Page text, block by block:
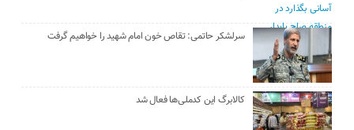
سرلشکر حاتمی: تقاص خون امام شهید را خواهیم گرفت
کالابرگ این کدملی‌ها فعال شد